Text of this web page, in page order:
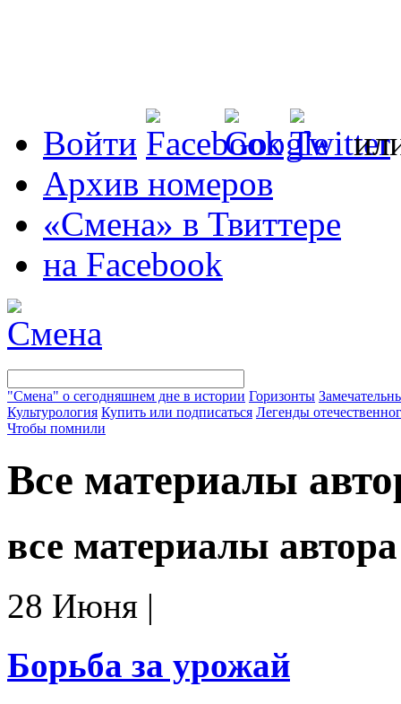
Войти
Архив номеров
«Смена» в Твиттере
на Facebook
"Смена" о сегодняшнем дне в истории Горизонты
Культурология Купить или подписаться Легенды
Чтобы помнили
Все материалы
все материалы автора
28 Июня |
Борьба за урожай